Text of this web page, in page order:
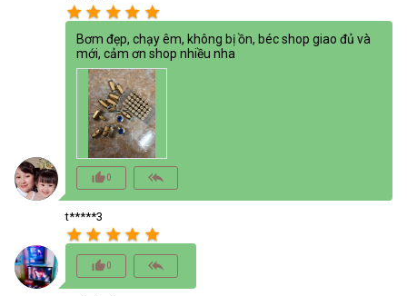
star star star star star
Bơm đẹp, chạy êm, không bị ồn, béc shop giao đủ và
mới, cảm ơn shop nhiều nha
thumb_up_alt0 reply_all
t*****3
star star star star star
thumb_up_alt0 reply_all